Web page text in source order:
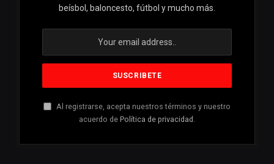
beísbol, baloncesto, fútbol y mucho más.
Al registrarse, acepta nuestros términos y nuestro
acuerdo de Política de privacidad .